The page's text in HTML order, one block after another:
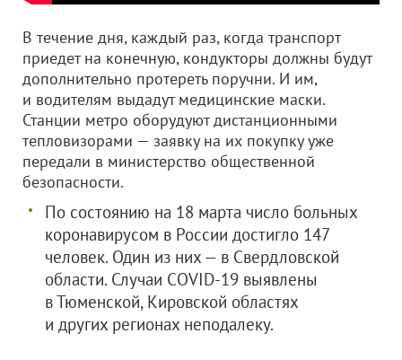
В течение дня, каждый раз, когда транспорт
приедет на конечную, кондукторы должны будут
дополнительно протереть поручни. И им,
и водителям выдадут медицинские маски.
Станции метро оборудуют дистанционными
тепловизорами — заявку на их покупку уже
передали в министерство общественной
безопасности.
По состоянию на 18 марта число больных
коронавирусом в России достигло 147
человек. Один из них — в Свердловской
области. Случаи COVID-19 выявлены
в Тюменской, Кировской областях
и других регионах неподалеку.